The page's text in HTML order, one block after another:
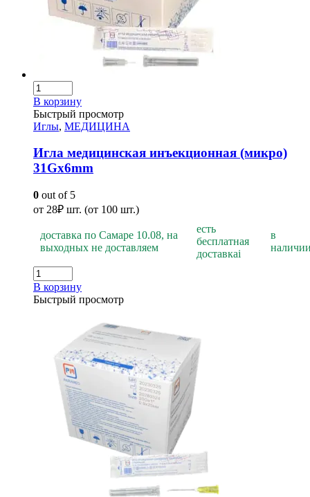
В корзину
Быстрый просмотр
Иглы, МЕДИЦИНА
Игла медицинская инъекционная (микро)
31Gх6mm
0 out of 5
от 28₽ шт. (от 100 шт.)
доставка по Самаре 10.08, на
выходных не доставляем
есть
бесплатная
доставкаi
в
В корзину
Быстрый просмотр